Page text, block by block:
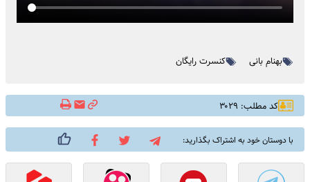
بهنام بانی کنسرت رایگان
کد مطلب: ۳۰۲۹
با دوستان خود به اشتراک بگذارید: